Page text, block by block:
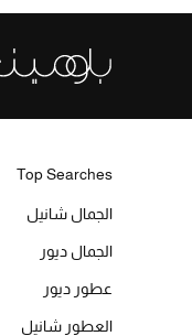
Top Searches
الجمال شانيل
الجمال ديور
عطور ديور
العطور شانيل